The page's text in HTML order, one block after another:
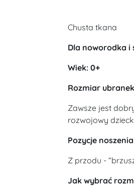
Chusta tkana
Dla noworodka i
Wiek: 0+
Rozmiar
Zawsze jest
rozwojowy
Pozycje
Z przodu -
Jak wybrać